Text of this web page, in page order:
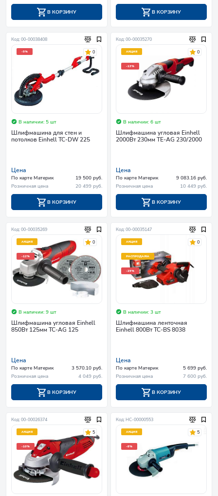
В КОРЗИНУ В КОРЗИНУ
Код: 00-00038408
-5% 0
В наличии: 5 шт
Шлифмашина для стен и
потолков Einhell TC-DW 225
Цена
По карте Материк
19 500 руб.
Розничная цена
20 499 руб.
В КОРЗИНУ
Код: 00-00035270
АКЦИЯ
-13%
0
В наличии: 6 шт
Шлифмашина угловая Einhell
2000Вт 230мм TE-AG 230/2000
Цена
По карте Материк
9 083.16 руб.
Розничная цена
10 449 руб.
В КОРЗИНУ
Код: 00-00035269
АКЦИЯ
-12%
0
В наличии: 9 шт
Шлифмашина угловая Einhell
850Вт 125мм TC-AG 125
Цена
По карте Материк
3 570.10 руб.
Розничная цена
4 049 руб.
В КОРЗИНУ
Код: 00-00035147
АКЦИЯ
РАСПРОДАЖА
-25%
0
В наличии: 3 шт
Шлифмашина ленточная
Einhell 800Вт TC-BS 8038
Цена
По карте Материк
5 699 руб.
Розничная цена
7 600 руб.
В КОРЗИНУ
Код: 00-00026374
АКЦИЯ
-10%
5
Код: НС-00000553
АКЦИЯ
-8%
5